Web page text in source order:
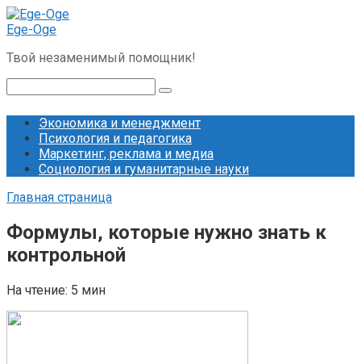
Перейти
к
Ege-Oge
Твой незаменимый помощник!
Экономика и менеджмент
Психология и педагогика
Маркетинг, реклама и медиа
Социология и гуманитарные науки
Главная страница
Формулы, которые нужно знать к
контрольной
На чтение: 5 мин